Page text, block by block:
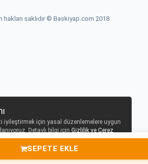
SEPETE EKLE
hakları saklıdır © Baskiyap.com 2018
iyileştirmek için yasal düzenlemelere uygun
Detaylı bilgi için Gizlilik ve Çerez